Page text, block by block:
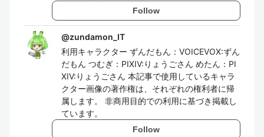
Follow
@zundamon_IT
利用キャラクター ずんだもん：VOICEVOX:ずん
だもん つむぎ：PIXIV:りょうごさん めたん：PI
XIV:りょうごさん 本記事で使用しているキャラ
クター画像の著作権は、それぞれの権利者に帰
属します。 非商用目的での利用に基づき掲載し
ています。
Follow